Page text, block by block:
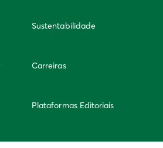
Sustentabilidade
Carreiras
Plataformas Editoriais
Integridade